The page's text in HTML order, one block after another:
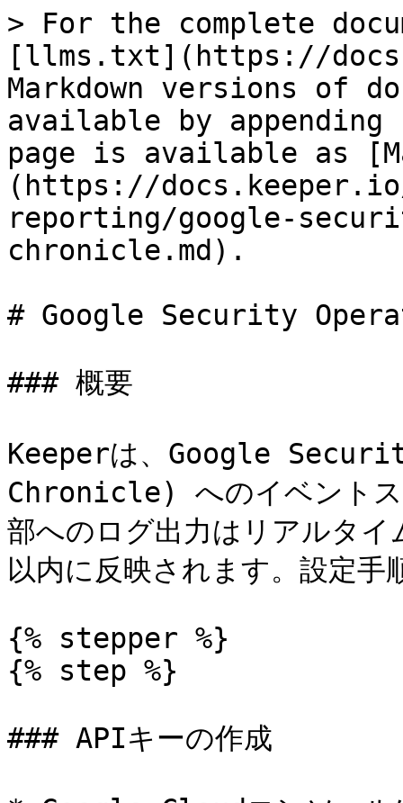
> For the complete
[llms.txt](https://
Markdown versions of
available by
page is available as
(https://
reporting/google-
chronicle.md).
# Google Security
### 概要
Keeperは、Google
Chronicle) へのイベントス
部へのログ出力はリアルタ
以内に反映されます。設定手
{% stepper %}
{% step %}
### APIキーの作成